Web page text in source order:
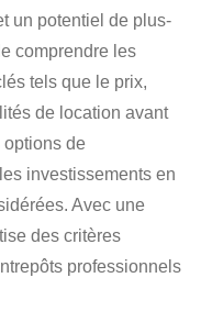
un potentiel de plus-
comprendre les
tels que le prix,
de location avant
options de
investissements en
Avec une
des critères
professionnels